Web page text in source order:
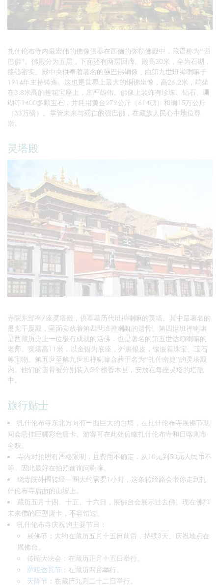
扎什伦布寺内最宏伟的佛像供奉在西侧的弥勒佛殿中，藏语称为“强
巴佛”。佛殿分为五层，下面还有两层回廊。殿高30米，全为石砌，
接缝密实。殿中央供奉着著名的强巴佛铜像，由第九世班禅喇嘛于
1914年主持铸造。这也是世界上最大的铜佛坐像，高26.2米，端坐
在3.8米高的莲花宝座上，庄严雄伟。佛像上装饰有珍珠、钻石、珊
瑚等1400多颗宝石，并耗用黄金279公斤（614磅）和铜15万公斤
（33万磅）。掌管未来与死亡的强巴佛，在藏族人民心中地位尊
崇。
灵塔殿
寺院东部有7座灵塔殿，供奉着历代班禅喇嘛的灵塔。其中最著名的
是觉干厦殿，里面安放着第四世班禅喇嘛的遗骨。第四世班禅喇嘛
是西藏历史上一位极有成就的活佛，也是著名的第五世达赖喇嘛的
老师。灵塔高11米，以金银为底座，外裹银皮，镶嵌着珠宝、玉石
等宝物。第五世至第九世班禅喇嘛合葬于名为“扎什南捷”的灵塔殿
内。他们的遗骨被分别装入5个檀香木匣，安放在每座灵塔的塔瓶
中。
旅行贴士
扎什伦布寺东北方向有一面巨大的白墙，在扎什伦布寺展佛节期
间会悬挂巨幅彩色唐卡。游客可在此处俯瞰扎什伦布寺和日喀则市
全貌。
寺内对拍照有严格限制，且费用不确定，从10元到50元人民币不
等。因此最好在拍照前询问喇嘛。
绕寺院外围转经一圈大约需要1小时，这条转经路会带你走到扎
什伦布寺后面的山坡上。
藏历五月十四、十五、十六日，展佛台会展示过去佛、现在佛和
未来佛的巨型唐卡，不容错过。
扎什伦布寺庆祝的主要节日：
展佛节：大约在藏历五月十五日前后，持续3天。庆祝地点在
展佛台。
传昭大法会：在藏历正月十五日举行。
萨嘎达瓦节 ：在藏历四月举行。
天降节 ：在藏历九月二十二日举行。